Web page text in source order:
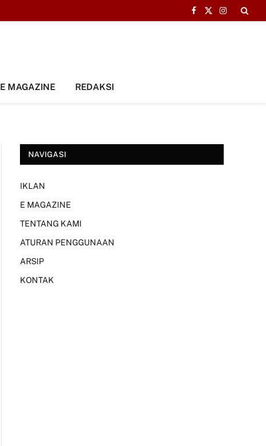
Facebook
X
Instagram
E MAGAZINE REDAKSI
NAVIGASI
IKLAN
E MAGAZINE
TENTANG KAMI
ATURAN PENGGUNAAN
ARSIP
KONTAK